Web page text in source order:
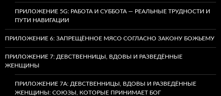
ПРИЛОЖЕНИЕ 5G: РАБОТА И СУББОТА — РЕАЛЬНЫЕ ТРУДНОСТИ И
ПУТИ НАВИГАЦИИ
ПРИЛОЖЕНИЕ 6: ЗАПРЕЩЁННОЕ МЯСО СОГЛАСНО ЗАКОНУ БОЖЬЕМУ
ПРИЛОЖЕНИЕ 7: ДЕВСТВЕННИЦЫ, ВДОВЫ И РАЗВЕДЁННЫЕ
ЖЕНЩИНЫ
ПРИЛОЖЕНИЕ 7А: ДЕВСТВЕННИЦЫ, ВДОВЫ И РАЗВЕДЁННЫЕ
ЖЕНЩИНЫ: СОЮЗЫ, КОТОРЫЕ ПРИНИМАЕТ БОГ